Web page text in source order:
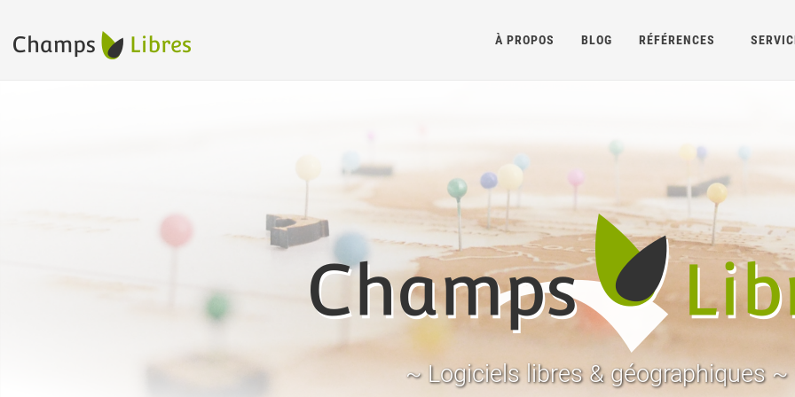
À PROPOS BLOG RÉFÉRENCES
~ Logiciels libres & géographiques ~